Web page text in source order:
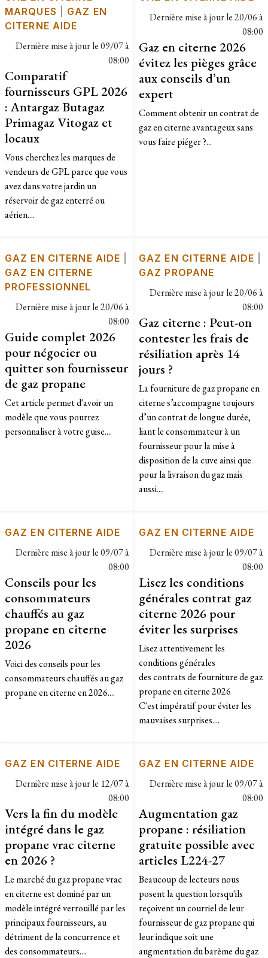
MARQUES
GAZ EN
CITERNE AIDE
Dernière mise à jour le09/07 à
08:00
Comparatif
fournisseurs GPL 2026
: Antargaz Butagaz
Primagaz Vitogaz et
locaux
Vous cherchez les marques de
vendeurs de GPL parce que vous
avez dans votre jardin un
réservoir de gaz enterré ou
aérien....
Dernière mise à jour le20/06 à
08:00
Gaz en citerne 2026
évitez les pièges grâce
aux conseils d’un
expert
Comment obtenir un contrat de
gaz en citerne avantageux sans
vous faire piéger ?...
GAZ EN CITERNE AIDE
GAZ EN CITERNE
PROFESSIONNEL
Dernière mise à jour le20/06 à
08:00
Guide complet 2026
pour négocier ou
quitter son fournisseur
de gaz propane
Cet article permet d'avoir un
modèle que vous pourrez
personnaliser à votre guise....
GAZ EN CITERNE AIDE
GAZ PROPANE
Dernière mise à jour le20/06 à
08:00
Gaz citerne : Peut-on
contester les frais de
résiliation après 14
jours ?
La fourniture de gaz propane en
citerne s’accompagne toujours
d’un contrat de longue durée,
liant le consommateur à un
fournisseur pour la mise à
disposition de la cuve ainsi que
pour la livraison du gaz mais
aussi....
GAZ EN CITERNE AIDE
Dernière mise à jour le09/07 à
08:00
Conseils pour les
consommateurs
chauffés au gaz
propane en citerne
2026
Voici des conseils pour les
consommateurs chauffés au gaz
propane en citerne en 2026....
GAZ EN CITERNE AIDE
Dernière mise à jour le09/07 à
08:00
Lisez les conditions
générales contrat gaz
citerne 2026 pour
éviter les surprises
Lisez attentivement les
conditions générales
des contrats de fourniture de gaz
propane en citerne 2026
C'est impératif pour éviter les
mauvaises surprises....
GAZ EN CITERNE AIDE
Dernière mise à jour le 12/07 à
08:00
Vers la fin du modèle
intégré dans le gaz
propane vrac citerne
en 2026 ?
Le marché du gaz propane vrac
en citerne est dominé par un
modèle intégré verrouillé par les
principaux fournisseurs, au
détriment de la concurrence et
des consommateurs....
GAZ EN CITERNE AIDE
Dernière mise à jour le09/07 à
08:00
Augmentation gaz
propane : résiliation
gratuite possible avec
articles L224-27
Beaucoup de lecteurs nous
posent la question lorsqu'ils
reçoivent un courriel de leur
fournisseur de gaz propane qui
leur indique soit une
augmentation du barème du gaz